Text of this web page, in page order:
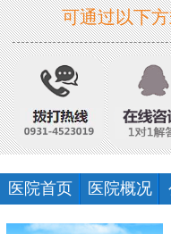
可通过以下
医院首页 医院概况